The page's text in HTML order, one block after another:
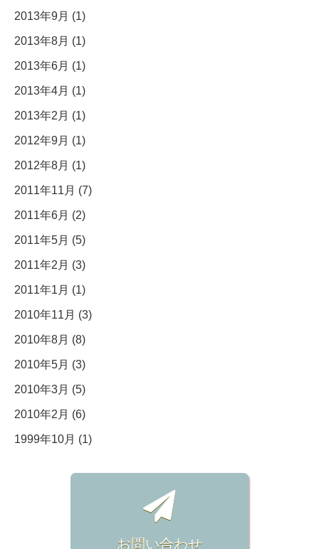
2013年9月 (1)
2013年8月 (1)
2013年6月 (1)
2013年4月 (1)
2013年2月 (1)
2012年9月 (1)
2012年8月 (1)
2011年11月 (7)
2011年6月 (2)
2011年5月 (5)
2011年2月 (3)
2011年1月 (1)
2010年11月 (3)
2010年8月 (8)
2010年5月 (3)
2010年3月 (5)
2010年2月 (6)
1999年10月 (1)
お問い合わせ